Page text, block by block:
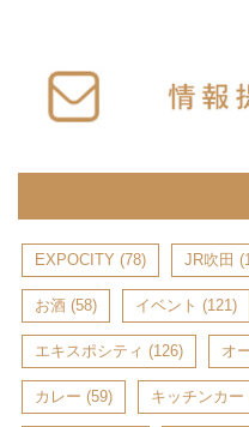
EXPOCITY (78) JR吹田
お酒 (58) イベント (121)
エキスポシティ (126) オ
カレー (59) キッチンカー